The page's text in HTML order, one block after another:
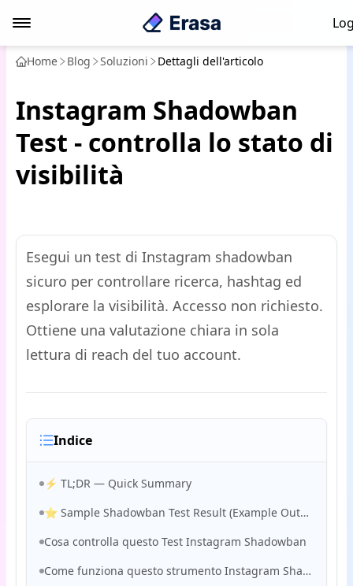
Home Blog Soluzioni Dettagli dell'articolo
Instagram Shadowban
Test - controlla lo stato di
visibilità
Esegui un test di Instagram shadowban
sicuro per controllare ricerca, hashtag ed
esplorare la visibilità. Accesso non richiesto.
Ottiene una valutazione chiara in sola
lettura di reach del tuo account.
Indice
⚡ TL;DR — Quick Summary
⭐ Sample Shadowban Test Result (Example Output)
Cosa controlla questo Test Instagram Shadowban
Come funziona questo strumento Instagram Shadowban (panoramica tecnica)